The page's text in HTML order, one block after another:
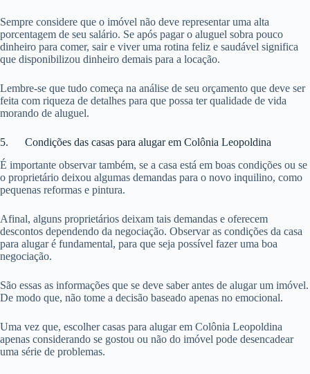
Sempre considere que o imóvel não deve representar uma alta
porcentagem de seu salário. Se após pagar o aluguel sobra pouco
dinheiro para comer, sair e viver uma rotina feliz e saudável significa
que disponibilizou dinheiro demais para a locação.
Lembre-se que tudo começa na análise de seu orçamento que deve ser
feita com riqueza de detalhes para que possa ter qualidade de vida
morando de aluguel.
5. Condições das casas para alugar em Colônia Leopoldina
É importante observar também, se a casa está em boas condições ou se
o proprietário deixou algumas demandas para o novo inquilino, como
pequenas reformas e pintura.
Afinal, alguns proprietários deixam tais demandas e oferecem
descontos dependendo da negociação. Observar as condições da casa
para alugar é fundamental, para que seja possível fazer uma boa
negociação.
São essas as informações que se deve saber antes de alugar um imóvel.
De modo que, não tome a decisão baseado apenas no emocional.
Uma vez que, escolher casas para alugar em Colônia Leopoldina
apenas considerando se gostou ou não do imóvel pode desencadear
uma série de problemas.